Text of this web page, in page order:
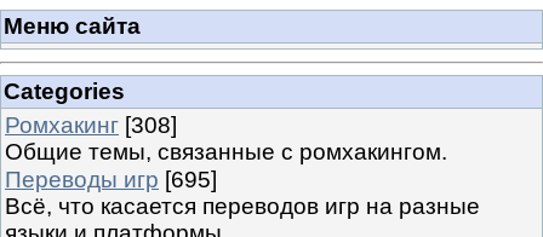
Меню сайта
Categories
Ромхакинг [308]
Общие темы, связанные с ромхакингом.
Переводы игр [695]
Всё, что касается переводов игр на разные